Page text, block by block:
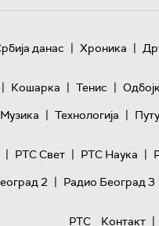
данас | Хроника |
| Кошарка | Тенис |
Музика | Технологијa |
| РТС Свет | РТС Наука |
2 | Радио Београд 3
РТС
Контакт |